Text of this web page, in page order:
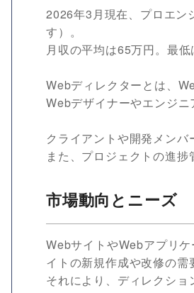
2026年3月現在、プロエン
す）。
月収の平均は65万円。最
Webディレクターとは、
Webデザイナーやエンジ
クライアントや開発メンバ
また、プロジェクトの進捗
市場動向とニーズ
WebサイトやWebアプリ
イトの新規作成や改修の需
それにより、ディレクショ